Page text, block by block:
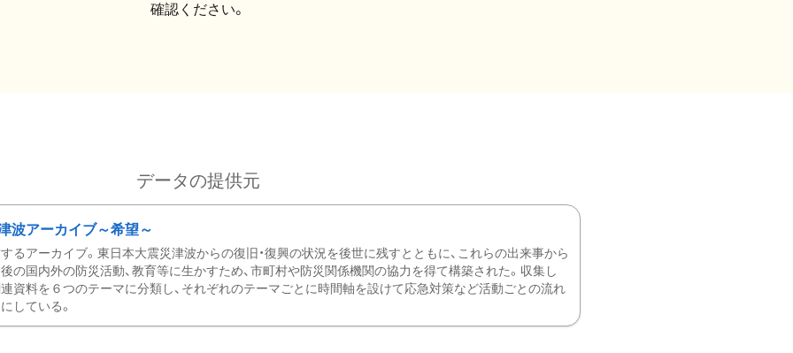
確認ください。
データの提供元
波アーカイブ～希望～
るアーカイブ。東日本大震災津波からの復旧・復興の状況を後世に残すとともに、これらの出来事から
の国内外の防災活動、教育等に生かすため、市町村や防災関係機関の協力を得て構築された。収集し
資料を６つのテーマに分類し、それぞれのテーマごとに時間軸を設けて応急対策など活動ごとの流れ
している。